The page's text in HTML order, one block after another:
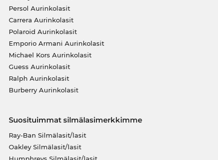
Persol Aurinkolasit
Carrera Aurinkolasit
Polaroid Aurinkolasit
Emporio Armani Aurinkolasit
Michael Kors Aurinkolasit
Guess Aurinkolasit
Ralph Aurinkolasit
Burberry Aurinkolasit
Suosituimmat silmälasimerkkimme
Ray-Ban Silmälasit/lasit
Oakley Silmälasit/lasit